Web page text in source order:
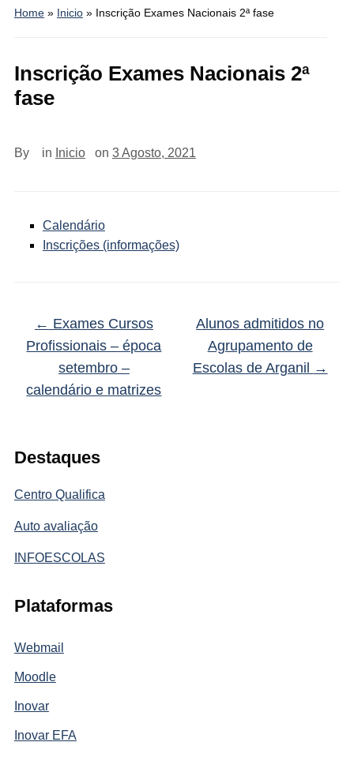
Home» Inicio» Inscrição Exames Nacionais 2ª fase
Destaques
Centro Qualifica
Auto avaliação
INFOESCOLAS
Plataformas
Webmail
Moodle
Inovar
Inovar EFA
Inscrição Exames Nacionais 2ª
fase
By in Inicio on 3 Agosto, 2021
Calendário
Inscrições (informações)
← Exames Cursos
Profissionais – época
setembro –
calendário e matrizes
Alunos admitidos no
Agrupamento de
Escolas de Arganil →